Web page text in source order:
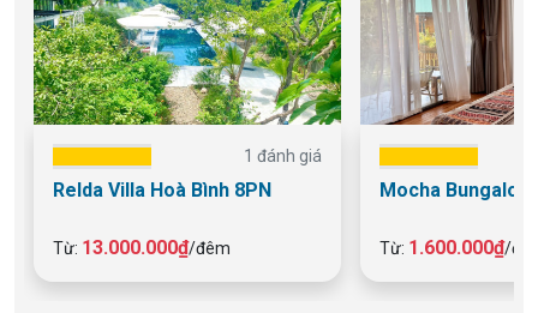
1 đánh giá
Relda Villa Hoà Bình 8PN
Từ: 13.000.000₫/đêm
Mocha Bungalow
Từ: 1.600.000₫/